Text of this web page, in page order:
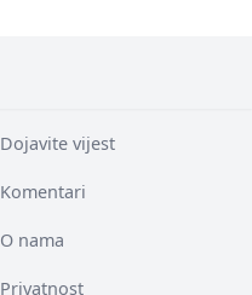
Dojavite vijest
Komentari
O nama
Privatnost